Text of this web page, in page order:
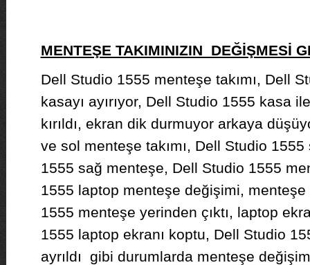
MENTEŞE TAKIMINIZIN DEĞİŞMESİ
Dell Studio 1555 menteşe takımı, Dell
kasayı ayırıyor, Dell Studio 1555 kasa
kırıldı, ekran dik durmuyor arkaya
ve sol menteşe takımı, Dell Studio
1555 sağ menteşe, Dell Studio 1555
1555 laptop menteşe değişimi,
1555 menteşe yerinden çıktı, laptop
1555 laptop ekranı koptu, Dell Studio
ayrıldı gibi durumlarda menteşe